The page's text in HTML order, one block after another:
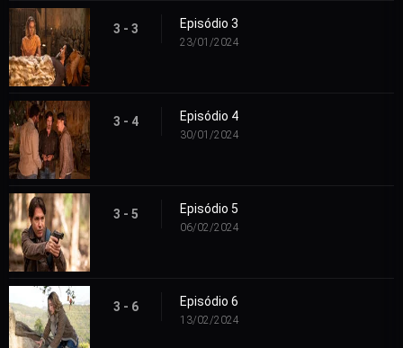
3 - 3 Episódio 3
23/01/2024
3 - 4 Episódio 4
30/01/2024
3 - 5 Episódio 5
06/02/2024
3 - 6 Episódio 6
13/02/2024